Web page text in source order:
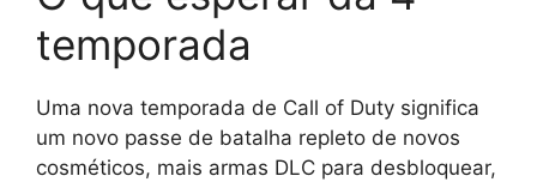
temporada
Uma nova temporada de Call of Duty significa
um novo passe de batalha repleto de novos
cosméticos, mais armas DLC para desbloquear,